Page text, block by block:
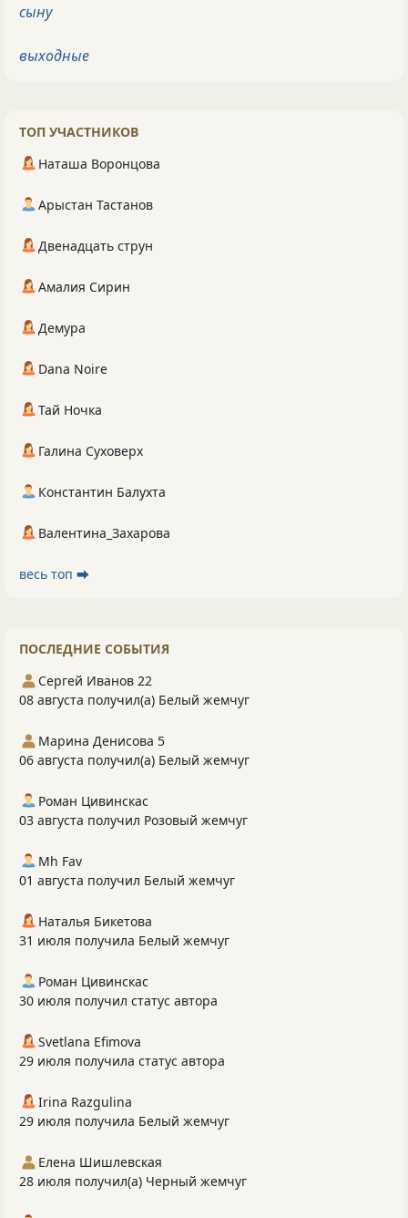
сыну
выходные
ТОП УЧАСТНИКОВ
Наташа Воронцова
Арыстан Тастанов
Двенадцать струн
Амалия Сирин
Демура
Dana Noire
Тай Ночка
Галина Суховерх
Константин Балухта
Валентина_Захарова
весь топ ⮕
ПОСЛЕДНИЕ СОБЫТИЯ
Сергей Иванов 22
08 августа получил(а) Белый жемчуг
Марина Денисова 5
06 августа получил(а) Белый жемчуг
Роман Цивинскас
03 августа получил Розовый жемчуг
Mh Fav
01 августа получил Белый жемчуг
Наталья Бикетова
31 июля получила Белый жемчуг
Роман Цивинскас
30 июля получил статус автора
Svetlana Efimova
29 июля получила статус автора
Irina Razgulina
29 июля получила Белый жемчуг
Елена Шишлевская
28 июля получил(а) Черный жемчуг